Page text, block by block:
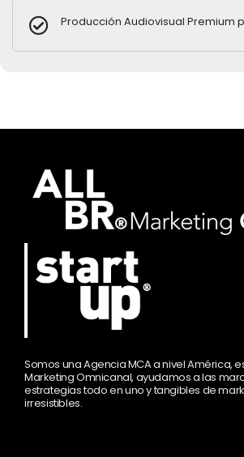
Producción Audiovisual Premium
Somos una Agencia MCA a nivel América,
Marketing Omnicanal, ayudamos a las
estrategias todo en uno y tangibles de
irresistibles.